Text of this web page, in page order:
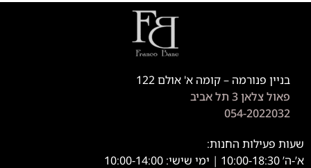
בניין פנורמה – קומה א' אולם 122
פאול צלאן 3 תל אביב
054-2022032
שעות פעילות החנות:
א’-ה’ 10:00-18:30 | ימי שישי: 10:00-14:00